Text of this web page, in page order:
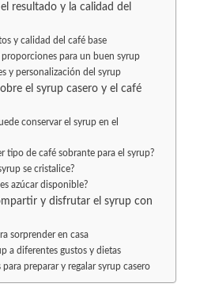
resultado y la calidad del
y calidad del café base
proporciones para un buen syrup
y personalización del syrup
el syrup casero y el café
conservar el syrup en el
tipo de café sobrante para el syrup?
se cristalice?
azúcar disponible?
y disfrutar el syrup con
sorprender en casa
a diferentes gustos y dietas
para preparar y regalar syrup casero